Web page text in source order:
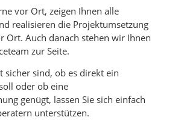
vor Ort, zeigen Ihnen alle
realisieren die Projektumsetzung
Ort. Auch danach stehen wir Ihnen
zur Seite.
sicher sind, ob es direkt ein
oder ob eine
genügt, lassen Sie sich einfach
unterstützen.